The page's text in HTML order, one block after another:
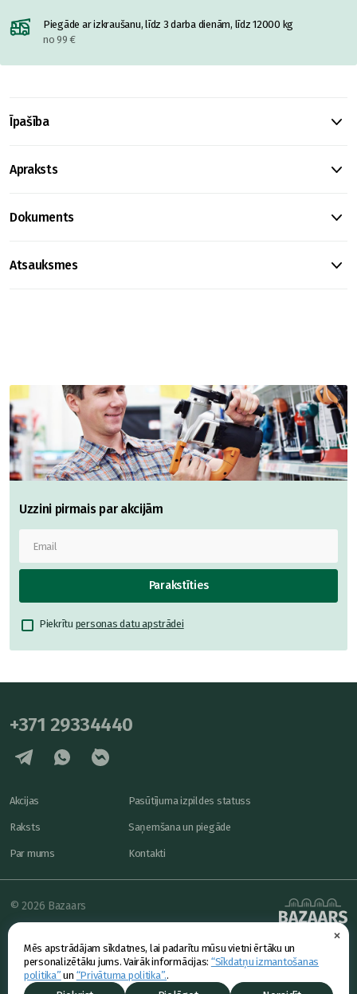
×
Mēs apstrādājam sīkdatnes, lai padarītu mūsu vietni ērtāku un
personalizētāku jums. Vairāk informācijas: “Sīkdatņu izmantošanas
politika” un “Privātuma politika”..
Piegāde ar izkraušanu, līdz 3 darba dienām, līdz 12000 kg
no 99 €
Īpašība
Apraksts
Dokuments
Atsauksmes
Uzzini pirmais par akcijām
Parakstīties
Piekrītu personas datu apstrādei
+371 29334440
Akcijas
Raksts
Par mums
Pasūtījuma izpildes statuss
Saņemšana un piegāde
Kontakti
powered by
© 2026 Bazaars
Konfidencialitāte
Piedāvājums